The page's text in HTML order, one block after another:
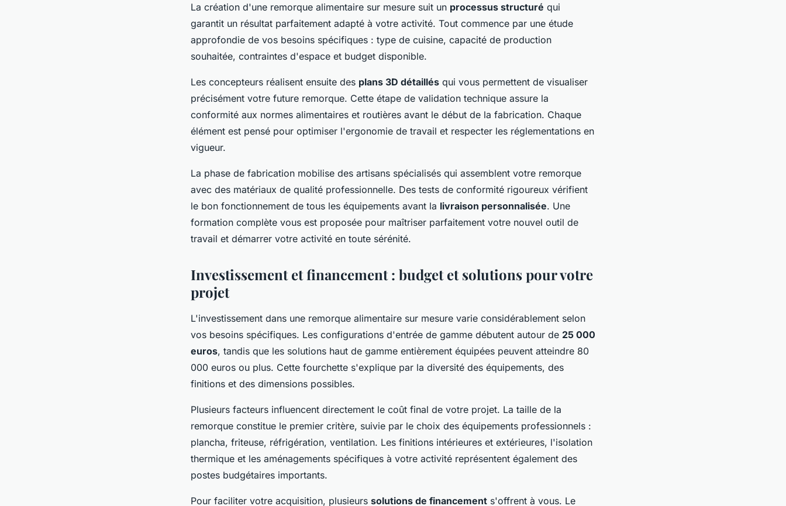
La création d'une remorque alimentaire sur mesure suit un processus structuré qui
garantit un résultat parfaitement adapté à votre activité. Tout commence par une étude
approfondie de vos besoins spécifiques : type de cuisine, capacité de production
souhaitée, contraintes d'espace et budget disponible.
Les concepteurs réalisent ensuite des plans 3D détaillés qui vous permettent de visualiser
précisément votre future remorque. Cette étape de validation technique assure la
conformité aux normes alimentaires et routières avant le début de la fabrication. Chaque
élément est pensé pour optimiser l'ergonomie de travail et respecter les réglementations en
vigueur.
La phase de fabrication mobilise des artisans spécialisés qui assemblent votre remorque
avec des matériaux de qualité professionnelle. Des tests de conformité rigoureux vérifient
le bon fonctionnement de tous les équipements avant la livraison personnalisée. Une
formation complète vous est proposée pour maîtriser parfaitement votre nouvel outil de
travail et démarrer votre activité en toute sérénité.
Investissement et financement : budget et solutions pour votre
projet
L'investissement dans une remorque alimentaire sur mesure varie considérablement selon
vos besoins spécifiques. Les configurations d'entrée de gamme débutent autour de 25 000
euros, tandis que les solutions haut de gamme entièrement équipées peuvent atteindre 80
000 euros ou plus. Cette fourchette s'explique par la diversité des équipements, des
finitions et des dimensions possibles.
Plusieurs facteurs influencent directement le coût final de votre projet. La taille de la
remorque constitue le premier critère, suivie par le choix des équipements professionnels :
plancha, friteuse, réfrigération, ventilation. Les finitions intérieures et extérieures, l'isolation
thermique et les aménagements spécifiques à votre activité représentent également des
postes budgétaires importants.
Pour faciliter votre acquisition, plusieurs solutions de financement s'offrent à vous. Le